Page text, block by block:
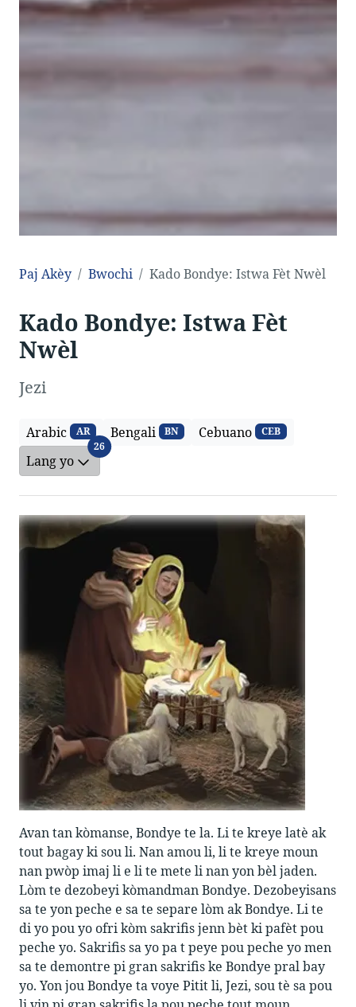
Paj Akèy Bwochi Kado Bondye: Istwa Fèt Nwèl
Kado Bondye: Istwa Fèt
Nwèl
Jezi
Arabic AR Bengali BN Cebuano CEB
Lang yo
26Lang yo
Avan tan kòmanse, Bondye te la. Li te kreye latè ak
tout bagay ki sou li. Nan amou li, li te kreye moun
nan pwòp imaj li e li te mete li nan yon bèl jaden.
Lòm te dezobeyi kòmandman Bondye. Dezobeyisans
sa te yon peche e sa te separe lòm ak Bondye. Li te
di yo pou yo ofri kòm sakrifis jenn bèt ki pafèt pou
peche yo. Sakrifis sa yo pa t peye pou peche yo men
sa te demontre pi gran sakrifis ke Bondye pral bay
yo. Yon jou Bondye ta voye Pitit li, Jezi, sou tè sa pou